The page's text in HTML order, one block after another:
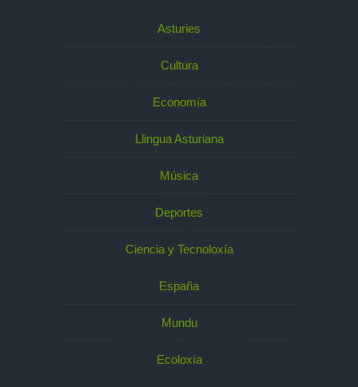
Asturies
Cultura
Economía
Llingua Asturiana
Música
Deportes
Ciencia y Tecnoloxía
España
Mundu
Ecoloxía